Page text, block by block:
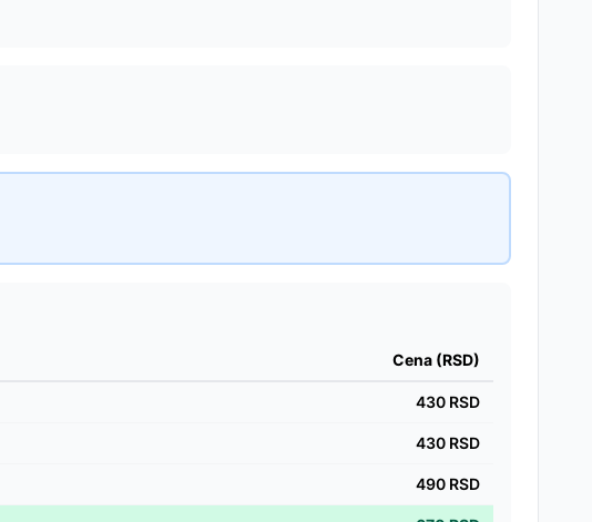
Cena (RSD)
430 RSD
430 RSD
490 RSD